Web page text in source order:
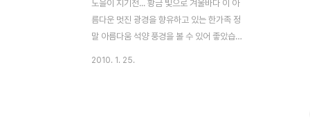
노을이 지기전... 황금 빛으로 겨울바다 이 아
름다운 멋진 광경을 향유하고 있는 한가족 정
말 아름다움 석양 풍경을 볼 수 있어 좋았습
2010. 1. 25.